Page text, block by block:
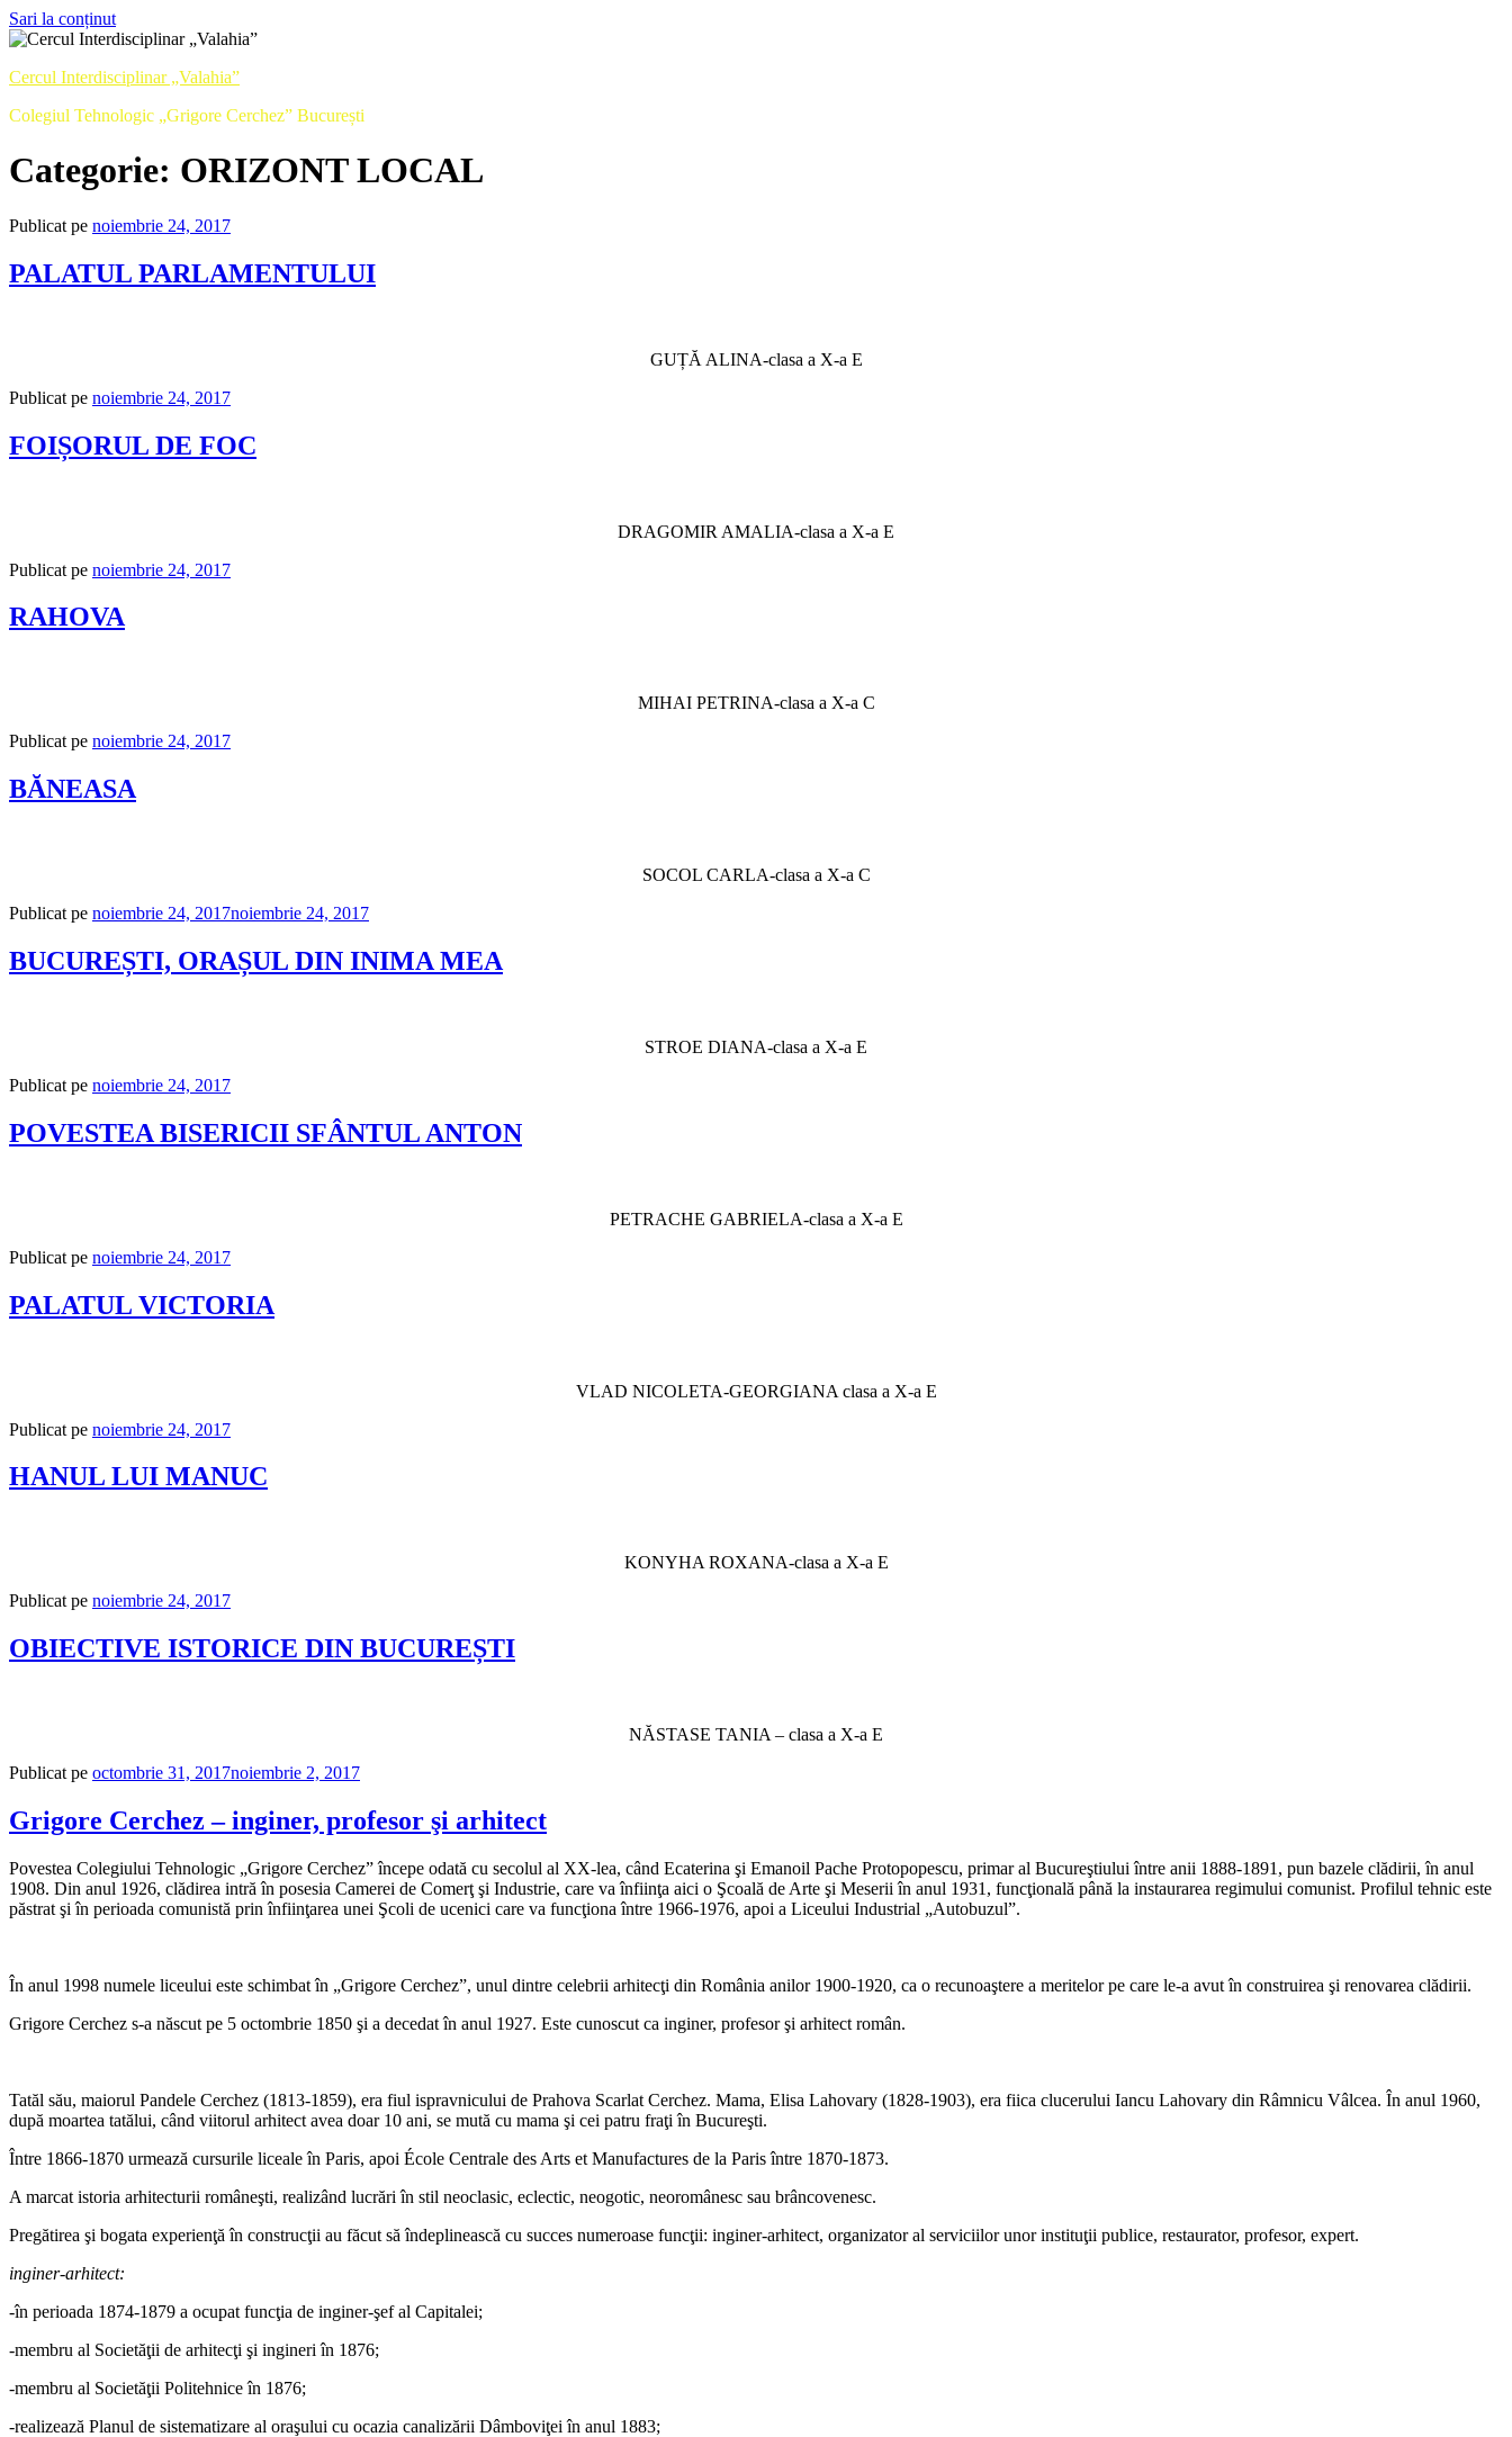
Sari la conținut
Cercul Interdisciplinar „Valahia”
Colegiul Tehnologic „Grigore Cerchez” București
Categorie: ORIZONT LOCAL
Publicat pe noiembrie 24, 2017
PALATUL PARLAMENTULUI
GUȚĂ ALINA-clasa a X-a E
Publicat pe noiembrie 24, 2017
FOIȘORUL DE FOC
DRAGOMIR AMALIA-clasa a X-a E
Publicat pe noiembrie 24, 2017
RAHOVA
MIHAI PETRINA-clasa a X-a C
Publicat pe noiembrie 24, 2017
BĂNEASA
SOCOL CARLA-clasa a X-a C
Publicat pe noiembrie 24, 2017noiembrie 24, 2017
BUCUREȘTI, ORAȘUL DIN INIMA MEA
STROE DIANA-clasa a X-a E
Publicat pe noiembrie 24, 2017
POVESTEA BISERICII SFÂNTUL ANTON
PETRACHE GABRIELA-clasa a X-a E
Publicat pe noiembrie 24, 2017
PALATUL VICTORIA
VLAD NICOLETA-GEORGIANA clasa a X-a E
Publicat pe noiembrie 24, 2017
HANUL LUI MANUC
KONYHA ROXANA-clasa a X-a E
Publicat pe noiembrie 24, 2017
OBIECTIVE ISTORICE DIN BUCUREȘTI
NĂSTASE TANIA – clasa a X-a E
Publicat pe octombrie 31, 2017noiembrie 2, 2017
Grigore Cerchez – inginer, profesor şi arhitect
Povestea Colegiului Tehnologic „Grigore Cerchez” începe odată cu secolul al XX-lea, când Ecaterina şi Emanoil Pache Protopopescu, primar al Bucureştiului între anii 1888-1891, pun bazele clădirii, în anul
1908. Din anul 1926, clădirea intră în posesia Camerei de Comerţ şi Industrie, care va înfiinţa aici o Şcoală de Arte şi Meserii în anul 1931, funcţională până la instaurarea regimului comunist. Profilul tehnic este
păstrat şi în perioada comunistă prin înfiinţarea unei Şcoli de ucenici care va funcţiona între 1966-1976, apoi a Liceului Industrial „Autobuzul”.
În anul 1998 numele liceului este schimbat în „Grigore Cerchez”, unul dintre celebrii arhitecţi din România anilor 1900-1920, ca o recunoaştere a meritelor pe care le-a avut în construirea şi renovarea clădirii.
Grigore Cerchez s-a născut pe 5 octombrie 1850 şi a decedat în anul 1927. Este cunoscut ca inginer, profesor şi arhitect român.
Tatăl său, maiorul Pandele Cerchez (1813-1859), era fiul ispravnicului de Prahova Scarlat Cerchez. Mama, Elisa Lahovary (1828-1903), era fiica clucerului Iancu Lahovary din Râmnicu Vâlcea. În anul 1960,
după moartea tatălui, când viitorul arhitect avea doar 10 ani, se mută cu mama şi cei patru fraţi în Bucureşti.
Între 1866-1870 urmează cursurile liceale în Paris, apoi École Centrale des Arts et Manufactures de la Paris între 1870-1873.
A marcat istoria arhitecturii româneşti, realizând lucrări în stil neoclasic, eclectic, neogotic, neoromânesc sau brâncovenesc.
Pregătirea şi bogata experienţă în construcţii au făcut să îndeplinească cu succes numeroase funcţii: inginer-arhitect, organizator al serviciilor unor instituţii publice, restaurator, profesor, expert.
inginer-arhitect:
-în perioada 1874-1879 a ocupat funcţia de inginer-şef al Capitalei;
-membru al Societăţii de arhitecţi şi ingineri în 1876;
-membru al Societăţii Politehnice în 1876;
-realizează Planul de sistematizare al oraşului cu ocazia canalizării Dâmboviţei în anul 1883;